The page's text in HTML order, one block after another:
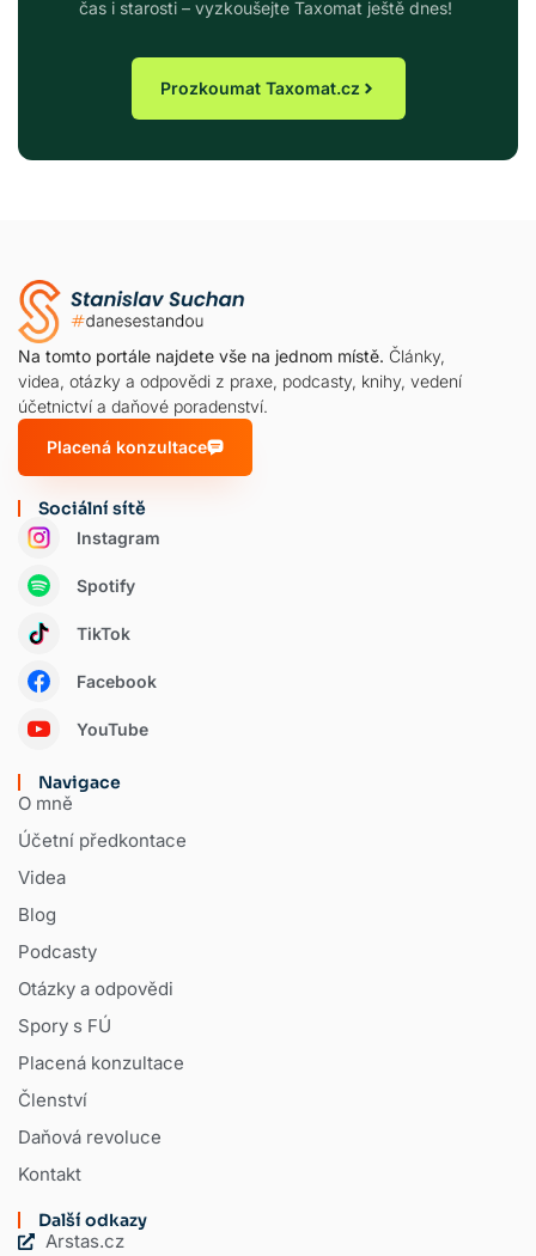
čas i starosti – vyzkoušejte Taxomat ještě dnes!
Prozkoumat Taxomat.cz
Na tomto portále najdete vše na jednom místě. Články,
videa, otázky a odpovědi z praxe, podcasty, knihy, vedení
účetnictví a daňové poradenství.
Placená konzultace
Sociální sítě
Instagram
Spotify
TikTok
Facebook
YouTube
Navigace
O mně
Účetní předkontace
Videa
Blog
Podcasty
Otázky a odpovědi
Spory s FÚ
Placená konzultace
Členství
Daňová revoluce
Kontakt
Další odkazy
Arstas.cz